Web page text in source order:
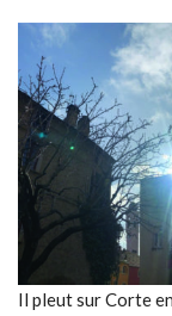
Il pleut sur Corte